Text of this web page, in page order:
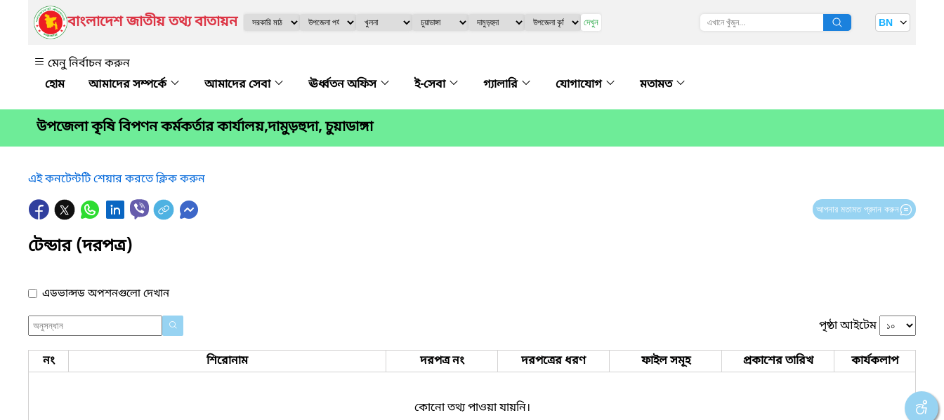
বাংলাদেশ জাতীয় তথ্য বাতায়ন দেখুন BN
মেনু নির্বাচন করুন
আমাদের সম্পর্কে
আমাদের সেবা ঊর্ধ্বতন অফিস ই-সেবা গ্যালারি যোগাযোগ মতামত
উপজেলা কৃষি বিপণন কর্মকর্তার কার্যালয়,দামুড়হুদা, চুয়াডাঙ্গা
এই কনটেন্টটি শেয়ার করতে ক্লিক করুন
আপনার মতামত প্রদান করুন
টেন্ডার (দরপত্র)
এডভান্সড অপশনগুলো দেখান
পৃষ্ঠা আইটেম
নং শিরোনাম দরপত্র নং দরপত্রের ধরণ ফাইল সমূহ প্রকাশের তারিখ কার্যকলাপ
কোনো তথ্য পাওয়া যায়নি।